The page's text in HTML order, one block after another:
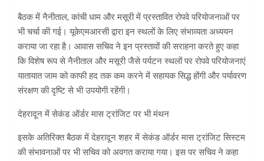
बैठक में नैनीताल, कांची धाम और मसूरी में प्रस्तावित रोपवे परियोजनाओं पर
भी चर्चा की गई। यूकेएमआरसी द्वारा इन स्थलों के लिए संभाव्यता अध्ययन
कराया जा रहा है। आवास सचिव ने इन प्रस्तावों की सराहना करते हुए कहा
कि विशेष रूप से नैनीताल और मसूरी जैसे पर्यटन स्थलों पर रोपवे परियोजनाएं
यातायात जाम को काफी हद तक कम करने में सहायक सिद्ध होंगी और पर्यावरण
संरक्षण की दृष्टि से भी उपयोगी रहेंगी।
देहरादून में सेकंड ऑर्डर मास ट्रांजिट पर भी मंथन
इसके अतिरिक्त बैठक में देहरादून शहर में सेकंड ऑर्डर मास ट्रांजिट सिस्टम
की संभावनाओं पर भी सचिव को अवगत कराया गया। इस पर सचिव ने कहा